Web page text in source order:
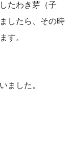
たわき芽（子
したら、その時
す。
ました。